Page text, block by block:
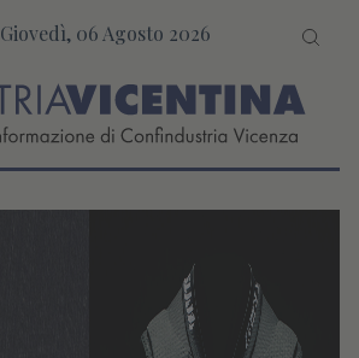
Giovedì, 06 Agosto 2026